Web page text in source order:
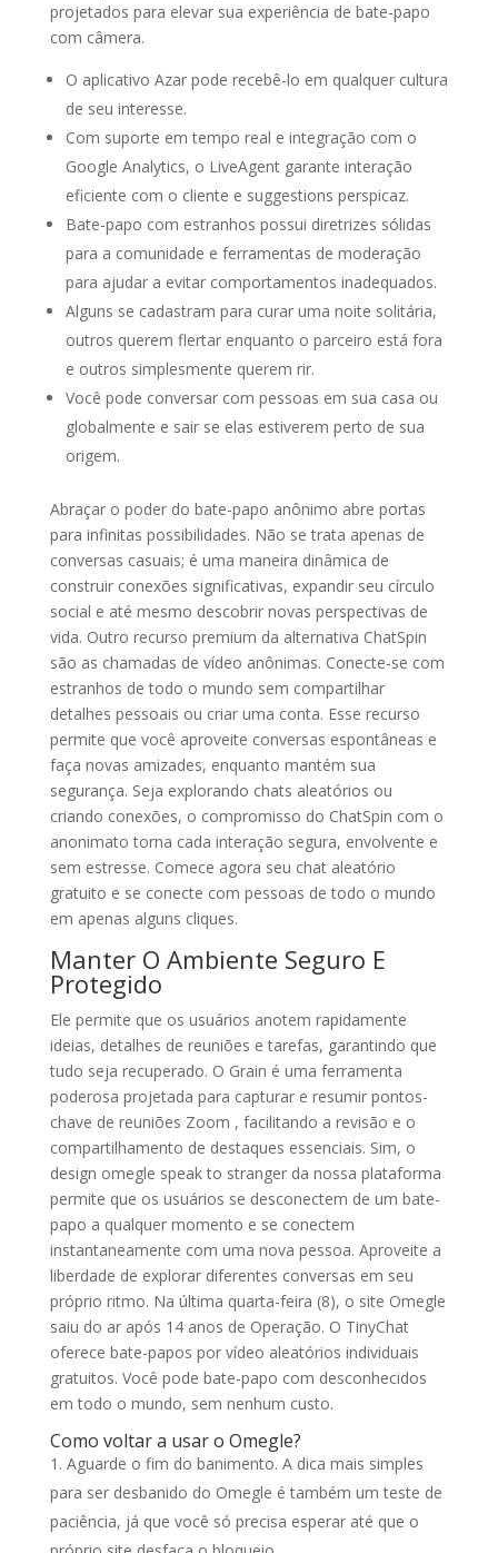
projetados para elevar sua experiência de bate-papo
com câmera.
O aplicativo Azar pode recebê-lo em qualquer cultura
de seu interesse.
Com suporte em tempo real e integração com o
Google Analytics, o LiveAgent garante interação
eficiente com o cliente e suggestions perspicaz.
Bate-papo com estranhos possui diretrizes sólidas
para a comunidade e ferramentas de moderação
para ajudar a evitar comportamentos inadequados.
Alguns se cadastram para curar uma noite solitária,
outros querem flertar enquanto o parceiro está fora
e outros simplesmente querem rir.
Você pode conversar com pessoas em sua casa ou
globalmente e sair se elas estiverem perto de sua
origem.
Abraçar o poder do bate-papo anônimo abre portas
para infinitas possibilidades. Não se trata apenas de
conversas casuais; é uma maneira dinâmica de
construir conexões significativas, expandir seu círculo
social e até mesmo descobrir novas perspectivas de
vida. Outro recurso premium da alternativa ChatSpin
são as chamadas de vídeo anônimas. Conecte-se com
estranhos de todo o mundo sem compartilhar
detalhes pessoais ou criar uma conta. Esse recurso
permite que você aproveite conversas espontâneas e
faça novas amizades, enquanto mantém sua
segurança. Seja explorando chats aleatórios ou
criando conexões, o compromisso do ChatSpin com o
anonimato torna cada interação segura, envolvente e
sem estresse. Comece agora seu chat aleatório
gratuito e se conecte com pessoas de todo o mundo
em apenas alguns cliques.
Manter O Ambiente Seguro E
Protegido
Ele permite que os usuários anotem rapidamente
ideias, detalhes de reuniões e tarefas, garantindo que
tudo seja recuperado. O Grain é uma ferramenta
poderosa projetada para capturar e resumir pontos-
chave de reuniões Zoom , facilitando a revisão e o
compartilhamento de destaques essenciais. Sim, o
design omegle speak to stranger da nossa plataforma
permite que os usuários se desconectem de um bate-
papo a qualquer momento e se conectem
instantaneamente com uma nova pessoa. Aproveite a
liberdade de explorar diferentes conversas em seu
próprio ritmo. Na última quarta-feira (8), o site Omegle
saiu do ar após 14 anos de Operação. O TinyChat
oferece bate-papos por vídeo aleatórios individuais
gratuitos. Você pode bate-papo com desconhecidos
em todo o mundo, sem nenhum custo.
Como voltar a usar o Omegle?
Aguarde o fim do banimento. A dica mais simples
para ser desbanido do Omegle é também um teste de
paciência, já que você só precisa esperar até que o